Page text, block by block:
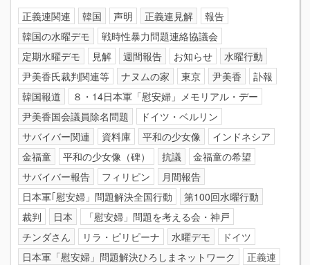
正義連関連 韓国 声明 正義連見解
報告
韓国の水曜デモ
戦時性暴力問題連絡協議会
定期水曜デモ
見解 週間報告 お知らせ
水曜行動
尹美香氏裁判関連等
ナヌムの家 東京 尹美香
訃報
韓国報道
８・14日本軍「慰安婦」メモリアル・デー
尹美香国会議員除名問題
ドイツ・ベルリン
サバイバー関連
資料庫 平和の少女像
インドネシア
金福童
平和の少女像（碑） 抗議
金福童の希望
サバイバー報告
フィリピン
月間報告
日本軍｢慰安婦」問題解決全国行動
第100回水曜行動
裁判
日本
「慰安婦」問題を考える会・神戸
チンダさん
リラ・ピリピーナ 水曜デモ
ドイツ
日本軍「慰安婦」問題解決ひろしまネットワーク
正義連